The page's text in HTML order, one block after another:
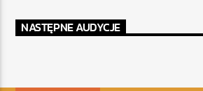
NASTĘPNE AUDYCJE